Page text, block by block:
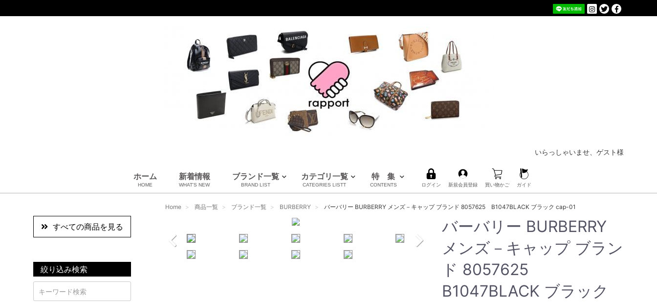
いらっしゃいませ、ゲスト様
ホーム
HOME
新着情報
WHAT'S NEW
ブランド一覧
BRAND LIST
ルイヴィトン
シャネル
エルメス
全てのブランドを見る
カテゴリ一覧
CATEGRIES LISTT
バッグ＆ポーチ
アロマ＆フレグランス
雑貨・その他
USED Hermès
USED CHANEL
USED other
特 集
CONTENTS ログイン 新規会員登録 買い物かご ガイド
Home 商品一覧 ブランド一覧 BURBERRY バーバリー BURBERRY メンズ－キャップ ブランド 8057625 B1047BLACK ブラック cap-01
すべての商品を見る
絞り込み検索
バーバリー BURBERRY
メンズ－キャップ ブラン
ド 8057625
B1047BLACK ブラック